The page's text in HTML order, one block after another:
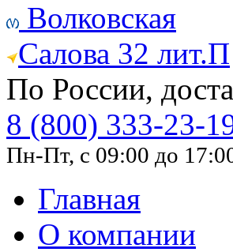
Волковская
Салова 32 лит.П
По России,
8 (800) 333-23-
Пн-Пт, с 09:00 до
Главная
О компании